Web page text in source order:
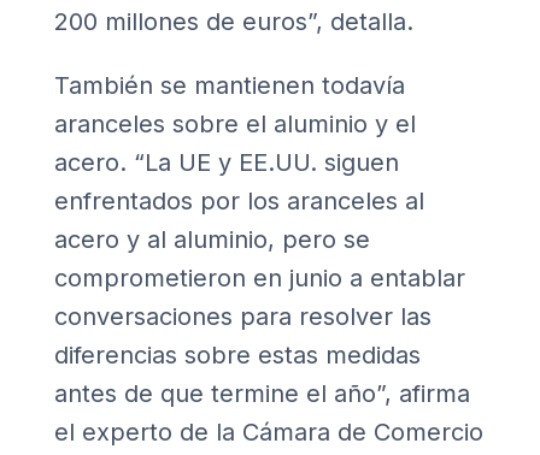
200 millones de euros”, detalla.
También se mantienen todavía
aranceles sobre el aluminio y el
acero. “La UE y EE.UU. siguen
enfrentados por los aranceles al
acero y al aluminio, pero se
comprometieron en junio a entablar
conversaciones para resolver las
diferencias sobre estas medidas
antes de que termine el año”, afirma
el experto de la Cámara de Comercio